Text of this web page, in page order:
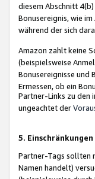
diesem Abschnitt
Bonusereignis, wie
während der sich
Amazon zahlt keine
(beispielsweise
Bonusereignisse und
Ermessen, ob ein
Partner-Links zu den
ungeachtet der
5.
Partner-Tags sollten
Namen handelt)